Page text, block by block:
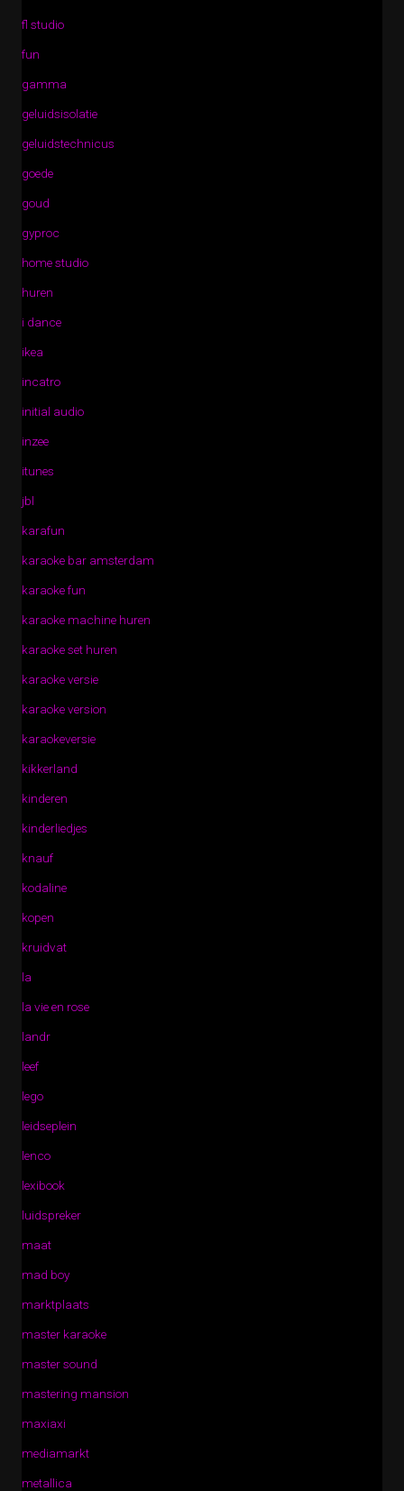
fl studio
fun
gamma
geluidsisolatie
geluidstechnicus
goede
goud
gyproc
home studio
huren
i dance
ikea
incatro
initial audio
inzee
itunes
jbl
karafun
karaoke bar amsterdam
karaoke fun
karaoke machine huren
karaoke set huren
karaoke versie
karaoke version
karaokeversie
kikkerland
kinderen
kinderliedjes
knauf
kodaline
kopen
kruidvat
la
la vie en rose
landr
leef
lego
leidseplein
lenco
lexibook
luidspreker
maat
mad boy
marktplaats
master karaoke
master sound
mastering mansion
maxiaxi
mediamarkt
metallica